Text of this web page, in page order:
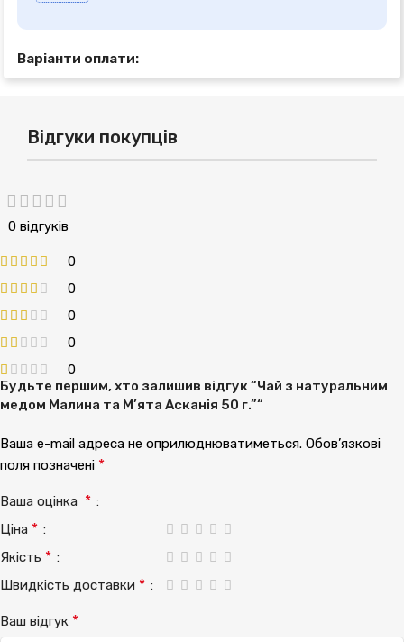
Варіанти оплати:
Відгуки покупців
0 відгуків
0
0
0
0
0
Будьте першим, хто залишив відгук “Чай з натуральним
медом Малина та М’ята Асканія 50 г.”“
Ваша e-mail адреса не оприлюднюватиметься. Обов’язкові
поля позначені *
Ваша оцінка *
Ціна *
Якість *
Швидкість доставки *
Ваш відгук *